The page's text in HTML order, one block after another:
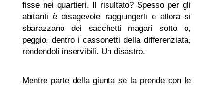
fisse nei quartieri. Il risultato? Spesso per gli
abitanti è disagevole raggiungerli e allora si
sbarazzano dei sacchetti magari sotto o,
peggio, dentro i cassonetti della differenziata,
rendendoli inservibili. Un disastro.
Mentre parte della giunta se la prende con le